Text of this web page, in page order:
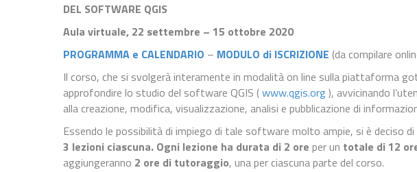
DEL SOFTWARE QGIS
Aula virtuale, 22 settembre – 15 ottobre 2020
PROGRAMMA e CALENDARIO – MODULO di ISCRIZIONE (da compilare
Il corso, che si svolgerà interamente in modalità on line sulla piattaforma
approfondire lo studio del software QGIS (www.qgis.org), avvicinando
alla creazione, modifica, visualizzazione, analisi e pubblicazione di
Essendo le possibilità di impiego di tale software molto ampie, si è deciso
3 lezioni ciascuna. Ogni lezione ha durata di 2 ore per un totale di 12
aggiungeranno 2 ore di tutoraggio, una per ciascuna parte del corso.